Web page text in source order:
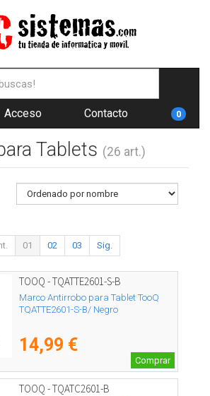
Acceso Contacto 0
Tablets (26 art.)
01 02 03 Sig.
TOOQ - TQATTE2601-S-B
Marco Antirrobo para Tablet TooQ
TQATTE2601-S-B/ Negro
14,99 €
Comprar
TOOQ - TQATC2601-B